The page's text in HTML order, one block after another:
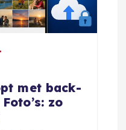
met back-
zo